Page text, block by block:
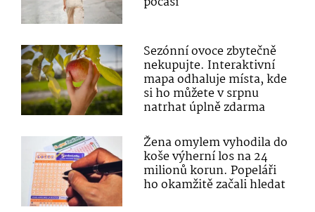
Sezónní ovoce zbytečně
nekupujte. Interaktivní
mapa odhaluje místa, kde
si ho můžete v srpnu
natrhat úplně zdarma
Žena omylem vyhodila do
koše výherní los na 24
milionů korun. Popeláři
ho okamžitě začali hledat